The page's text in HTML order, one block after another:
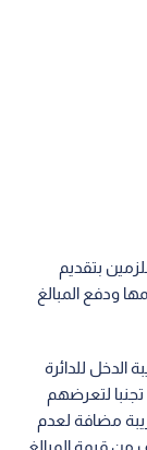
بتقديم
عن السنة المالية 2022 لتقديمها ودفع المبالغ
الدخل للدائرة
تجنبا لتعرضهم
مضافة لعدم
وكذلك غرامة بواقع 4 بالألف من قيمة المبالغ